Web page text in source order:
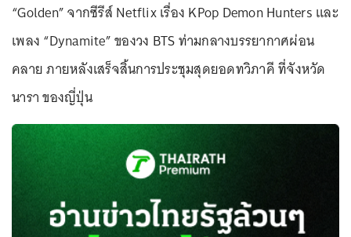
“Golden” จากซีรีส์ Netflix เรื่อง KPop Demon Hunters และ
เพลง “Dynamite” ของวง BTS ท่ามกลางบรรยากาศผ่อน
คลาย ภายหลังเสร็จสิ้นการประชุมสุดยอดทวิภาคี ที่จังหวัด
นารา ของญี่ปุ่น